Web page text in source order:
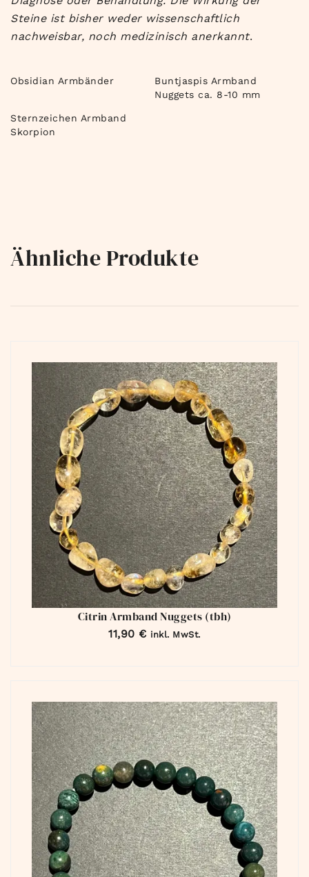
Steine ist bisher weder wissenschaftlich
nachweisbar, noch medizinisch anerkannt.
Obsidian Armbänder
Buntjaspis Armband
Nuggets ca. 8-10 mm
Sternzeichen Armband
Skorpion
Ähnliche Produkte
Citrin Armband Nuggets (tbh)
11,90 € inkl. MwSt.